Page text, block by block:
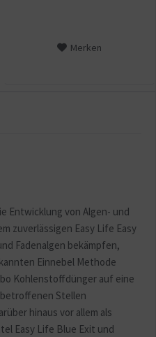
Merken
Entwicklung von Algen- und
zuverlässigen Easy Life Easy
Fadenalgen bekämpfen,
Einnebel Methode
Kohlenstoffdünger auf eine
Stellen
hinaus vor allem als
Easy Life Blue Exit und